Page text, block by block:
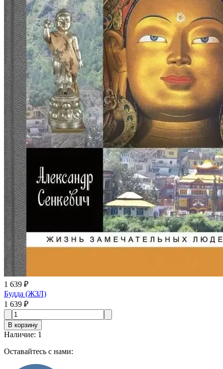
1 639 ₽
Будда (ЖЗЛ)
1 639 ₽
В корзину
Наличие: 1
Оставайтесь с нами: